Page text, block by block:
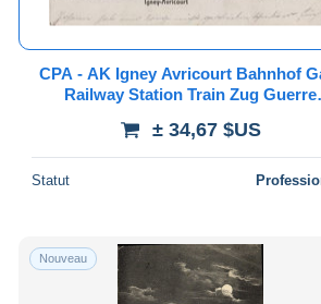
CPA - AK Igney Avricourt Bahnhof
Railway Station Train Zug Guerre
Lorraine
± 34,67 $US
Statut
Nouveau